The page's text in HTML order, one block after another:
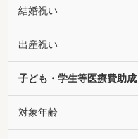
結婚祝い
出産祝い
子ども・学生等医療費助成
対象年齢